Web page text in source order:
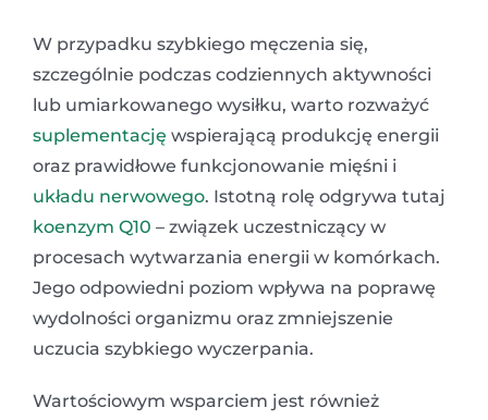
W przypadku szybkiego męczenia się,
szczególnie podczas codziennych aktywności
lub umiarkowanego wysiłku, warto rozważyć
suplementację wspierającą produkcję energii
oraz prawidłowe funkcjonowanie mięśni i
układu nerwowego. Istotną rolę odgrywa tutaj
koenzym Q10 – związek uczestniczący w
procesach wytwarzania energii w komórkach.
Jego odpowiedni poziom wpływa na poprawę
wydolności organizmu oraz zmniejszenie
uczucia szybkiego wyczerpania.
Wartościowym wsparciem jest również